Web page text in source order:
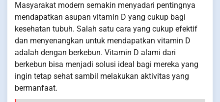
Masyarakat modern semakin menyadari pentingnya
mendapatkan asupan vitamin D yang cukup bagi
kesehatan tubuh. Salah satu cara yang cukup efektif
dan menyenangkan untuk mendapatkan vitamin D
adalah dengan berkebun. Vitamin D alami dari
berkebun bisa menjadi solusi ideal bagi mereka yang
ingin tetap sehat sambil melakukan aktivitas yang
bermanfaat.